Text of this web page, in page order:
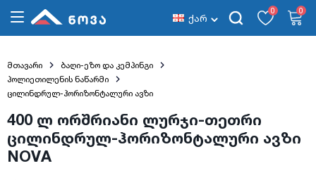
ქარ
0 0
მთავარი
ბაღი-ეზო და კემპინგი
პოლიეთილენის ნაწარმი
ცილინდრულ-ჰორიზონტალური ავზი
400 ლ ორშრიანი ლურჯი-თეთრი
ცილინდრულ-ჰორიზონტალური ავზი
NOVA